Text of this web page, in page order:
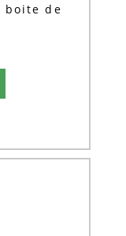
de